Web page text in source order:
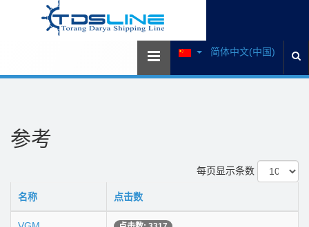
简体中文(中国)
参考
每页显示条数
名称 点击数